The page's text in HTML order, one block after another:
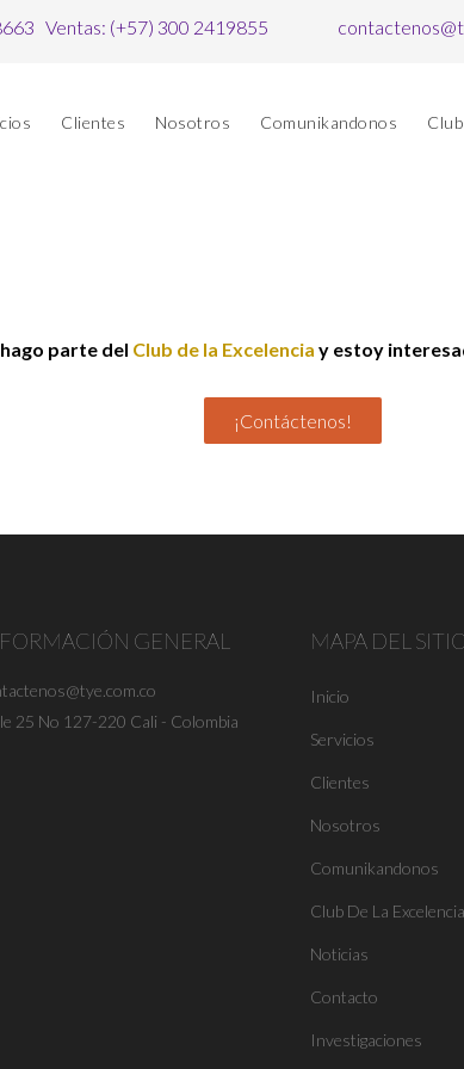
Ventas: (+57) 300 2419855
Clientes Nosotros Comunikandonos
hago parte del Club de la Excelencia y estoy
¡Contáctenos!
GENERAL
25 No 127-220 Cali - Colombia
MAPA DEL
Inicio
Servicios
Clientes
Nosotros
Comunikandonos
Club De La Excelencia
Noticias
Contacto
Investigaciones